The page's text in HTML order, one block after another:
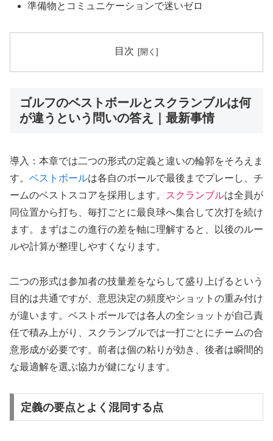
準備物とコミュニケーションで迷いゼロ
目次
ゴルフのベストボールとスクランブルは何
が違うという問いの答え｜最新事情
導入：本章では二つの形式の定義と違いの輪郭をそろえま
す。 ベストボールは各自のボールで最後までプレーし、チ
ームのベストスコアを採用します。
スクランブルは全員が
同位置から打ち、毎打ごとに最良球へ集合して次打を続け
ます。まずはこの進行の差を軸に理解すると、以後のルー
ルや計算が整理しやすくなります。
二つの形式は参加者の技量差をならして盛り上げるという
目的は共通ですが、意思決定の頻度やショットの重み付け
が違います。ベストボールでは各人の全ショットが自己責
任で積み上がり、スクランブルでは一打ごとにチームの合
意形成が必要です。前者は個の粘りが効き、後者は瞬間的
な最適解を選ぶ協力が鍵になります。
定義の要点とよく混同する点